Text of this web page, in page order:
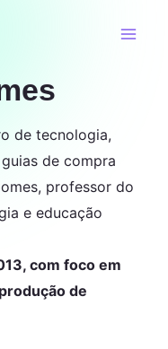
de tecnologia,
de compra
professor do
e educação
com foco em
de